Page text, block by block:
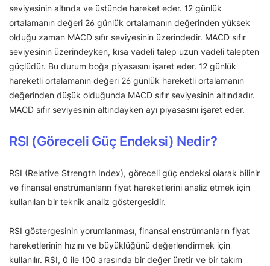
seviyesinin altında ve üstünde hareket eder. 12 günlük
ortalamanın değeri 26 günlük ortalamanın değerinden yüksek
olduğu zaman MACD sıfır seviyesinin üzerindedir. MACD sıfır
seviyesinin üzerindeyken, kısa vadeli talep uzun vadeli talepten
güçlüdür. Bu durum boğa piyasasını işaret eder. 12 günlük
hareketli ortalamanın değeri 26 günlük hareketli ortalamanın
değerinden düşük olduğunda MACD sıfır seviyesinin altındadır.
MACD sıfır seviyesinin altındayken ayı piyasasını işaret eder.
RSI (Göreceli Güç Endeksi) Nedir?
RSI (Relative Strength Index), göreceli güç endeksi olarak bilinir
ve finansal enstrümanların fiyat hareketlerini analiz etmek için
kullanılan bir teknik analiz göstergesidir.
RSI göstergesinin yorumlanması, finansal enstrümanların fiyat
hareketlerinin hızını ve büyüklüğünü değerlendirmek için
kullanılır. RSI, 0 ile 100 arasında bir değer üretir ve bir takım